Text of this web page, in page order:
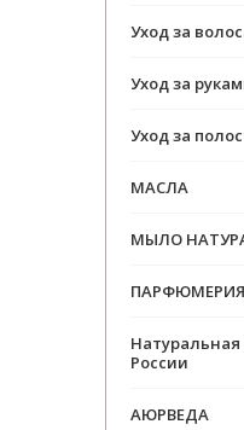
Уход за
Уход за
Уход за
МАСЛА
МЫЛО
ПАРФЮМЕРИЯ
Натуральная
России
АЮРВЕДА